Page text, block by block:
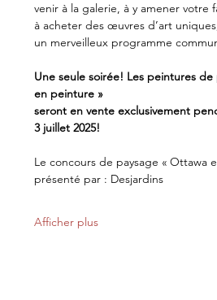
venir à la galerie, à y amener votre
à acheter des œuvres d’art
un merveilleux programme
Une seule soirée! Les peintures de
en peinture »
seront en vente exclusivement
3 juillet 2025!
Le concours de paysage « Ottawa
présenté par : Desjardins
Afficher plus